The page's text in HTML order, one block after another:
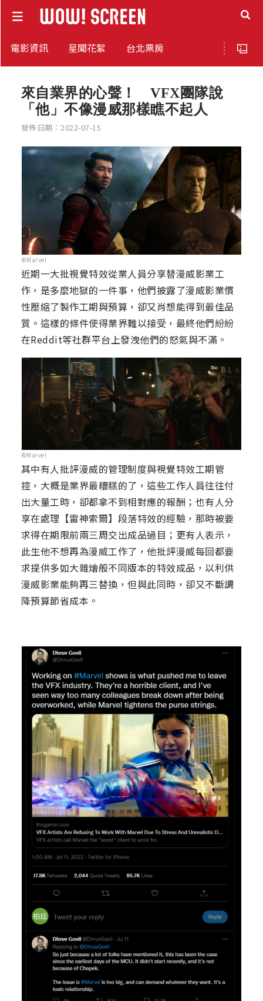
電影資訊 星聞花絮 台北票房
來自業界的心聲！ VFX團隊說
「他」不像漫威那樣瞧不起人
發佈日期：2022-07-15
©Marvel
近期一大批視覺特效從業人員分享替漫威影業工
作，是多麼地獄的一件事，他們披露了漫威影業慣
性壓縮了製作工期與預算，卻又肖想能得到最佳品
質。這樣的條件使得業界難以接受，最終他們紛紛
在Reddit等社群平台上發洩他們的怒氣與不滿。
©Marvel
其中有人批評漫威的管理制度與視覺特效工期管
控，大概是業界最糟糕的了，這些工作人員往往付
出大量工時，卻都拿不到相對應的報酬；也有人分
享在處理【雷神索爾】段落特效的經驗，那時被要
求得在期限前兩三周交出成品過目；更有人表示，
此生他不想再為漫威工作了，他批評漫威每回都要
求提供多如大雜燴般不同版本的特效成品，以利供
漫威影業能夠再三替換，但與此同時，卻又不斷調
降預算節省成本。